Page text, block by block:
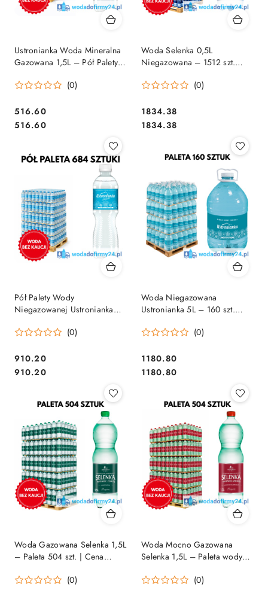
Ustronianka Woda Mineralna
Gazowana 1,5L – Pół Palety
(0)
Cena:
516.60
Cena:
516.60
Woda Selenka 0,5L
Niegazowana – 1512 szt.
Hurtowa
(0)
Cena:
1834.38
Cena:
1834.38
Pół Palety Wody
Niegazowanej Ustronianka
Mineralna Niegazowana
(0)
Cena:
910.20
Cena:
910.20
Woda Niegazowana
Ustronianka 5L – 160 szt.
(0)
Cena:
1180.80
Cena:
1180.80
Woda Gazowana Selenka 1,5L
– Paleta 504 szt. | Cena
(0)
Woda Mocno Gazowana
Selenka 1,5L – Paleta wody
(0)